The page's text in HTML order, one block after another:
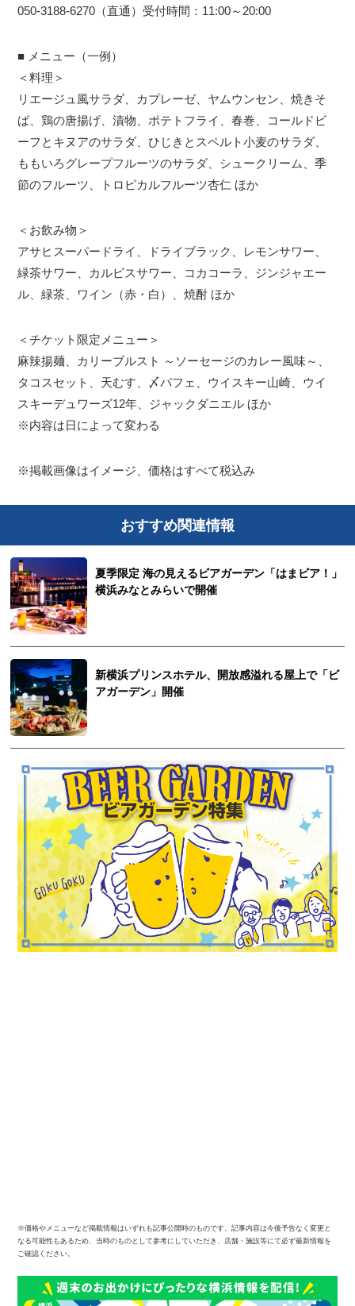
050-3188-6270（直通）受付時間：11:00～20:00
■ メニュー（一例）
＜料理＞
リエージュ風サラダ、カプレーゼ、ヤムウンセン、焼きそ
ば、鶏の唐揚げ、漬物、ポテトフライ、春巻、コールドビ
ーフとキヌアのサラダ、ひじきとスペルト小麦のサラダ、
ももいろグレープフルーツのサラダ、シュークリーム、季
節のフルーツ、トロピカルフルーツ杏仁 ほか
＜お飲み物＞
アサヒスーパードライ、ドライブラック、レモンサワー、
緑茶サワー、カルピスサワー、コカコーラ、ジンジャエー
ル、緑茶、ワイン（赤・白）、焼酎 ほか
＜チケット限定メニュー＞
麻辣揚麺、カリーブルスト ～ソーセージのカレー風味～、
タコスセット、天むす、〆パフェ、ウイスキー山崎、ウイ
スキーデュワーズ12年、ジャックダニエル ほか
※内容は日によって変わる
※掲載画像はイメージ、価格はすべて税込み
おすすめ関連情報
夏季限定 海の見えるビアガーデン「はまビア！」
横浜みなとみらいで開催
新横浜プリンスホテル、開放感溢れる屋上で「ビ
アガーデン」開催
※価格やメニューなど掲載情報はいずれも記事公開時のものです。記事内容は今後予告なく変更と
なる可能性もあるため、当時のものとして参考にしていただき、店舗・施設等にて必ず最新情報を
ご確認ください。